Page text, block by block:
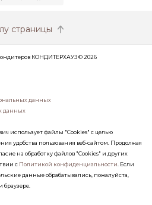
страницы
КОНДИТЕРХАУЗ © 2026
данных
данных
использует файлы "Cookies" с целью
удобства пользования веб-сайтом. Продолжая
на обработку файлов "Cookies" и других
с Политикой конфиденциальности . Если
данные обрабатывались, пожалуйста,
браузере.